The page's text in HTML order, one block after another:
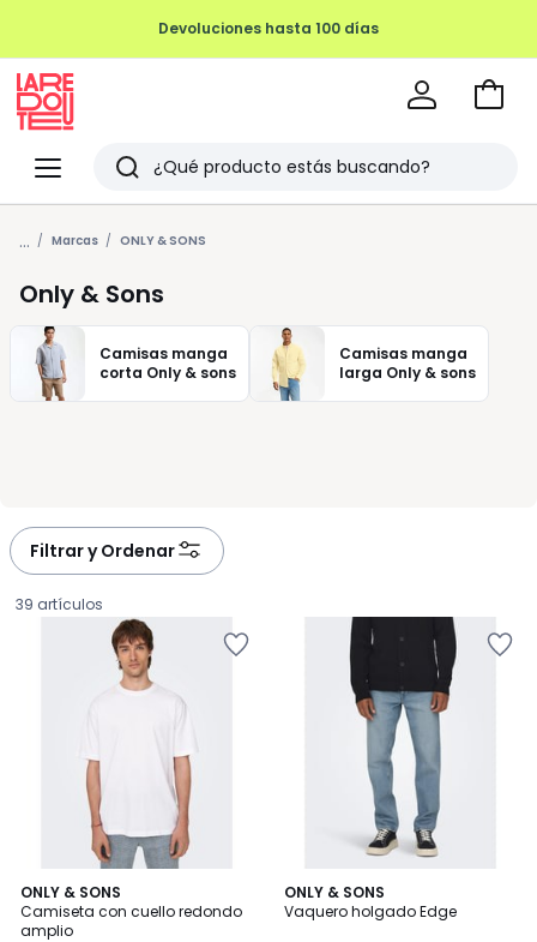
Devoluciones hasta 100 días
Menu
Redoute
Buscar
Últimos
artículos
vistos
Ir
... Marcas ONLY & SONS
Only & Sons
Camisas manga
corta Only & sons
Camisas manga
larga Only & sons
Filtrar y Ordenar
39 artículos
ONLY & SONS
Camiseta con cuello redondo
amplio
4,9
/ 5
5
Colores
ONLY & SONS
Vaquero holgado Edge
5
/